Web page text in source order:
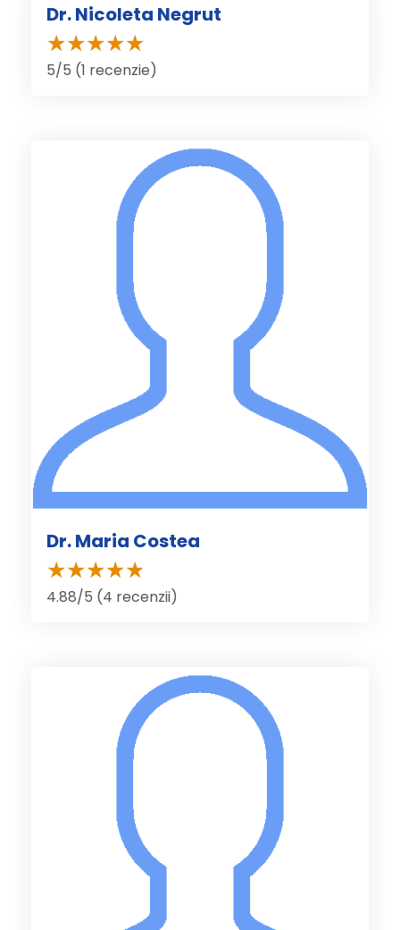
Dr. Nicoleta Negrut
5/5 (1 recenzie)
Dr. Maria Costea
4.88/5 (4 recenzii)